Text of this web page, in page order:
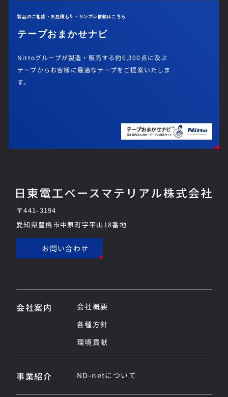
製品のご相談・お見積もり・サンプル依頼はこちら
テープおまかせナビ
Nittoグループが製造・販売する約6,300点に及ぶ
テープからお客様に最適なテープをご提案いたしま
す。
〒441-3194
愛知県豊橋市中原町字平山18番地
お問い合わせ
会社案内
会社概要
各種方針
環境貢献
事業紹介 ND-netについて